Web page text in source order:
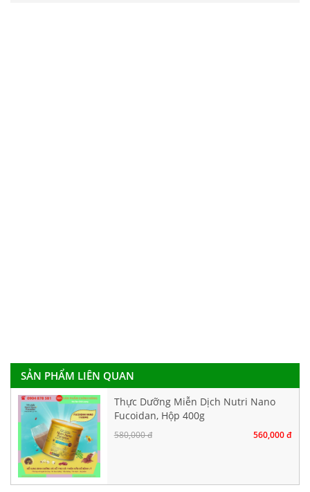
SẢN PHẨM LIÊN QUAN
Thực Dưỡng Miễn Dịch Nutri Nano
Fucoidan, Hộp 400g
580,000 đ 560,000 đ